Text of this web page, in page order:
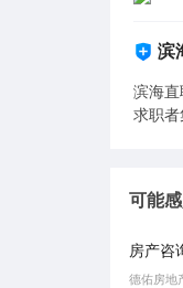
滨
滨海
求职
可能
房产咨询
德佑房地